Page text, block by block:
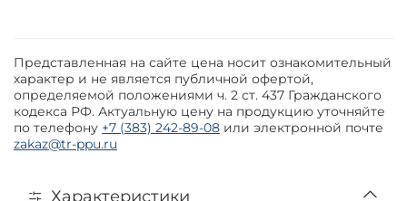
Представленная на сайте цена носит ознакомительный
характер и не является публичной офертой,
определяемой положениями ч. 2 ст. 437 Гражданского
кодекса РФ. Актуальную цену на продукцию уточняйте
по телефону +7 (383) 242-89-08 или электронной почте
zakaz@tr-ppu.ru
Характеристики